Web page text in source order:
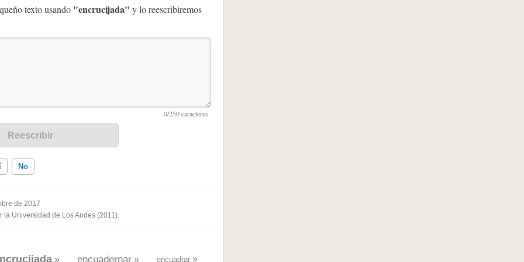
texto usando "encrucijada" y lo reescribiremos
No
de 2017
Universidad de Los Andes (2011).
» encuadernar» encuadrar»